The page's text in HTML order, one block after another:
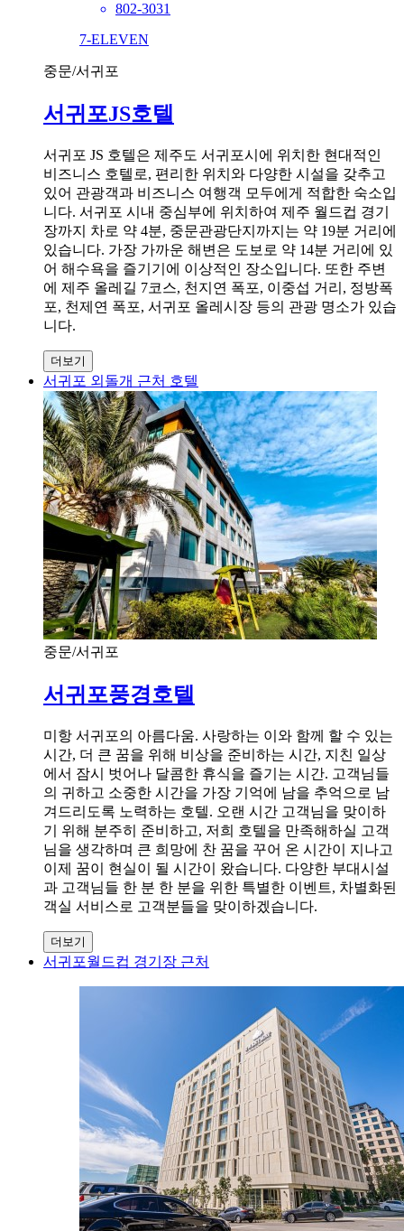
802-3031
7-ELEVEN
중문/서귀포
서귀포JS호텔
서귀포 JS 호텔은 제주도 서귀포시에 위치한 현대적인
비즈니스 호텔로, 편리한 위치와 다양한 시설을 갖추고
있어 관광객과 비즈니스 여행객 모두에게 적합한 숙소입
니다. 서귀포 시내 중심부에 위치하여 제주 월드컵 경기
장까지 차로 약 4분, 중문관광단지까지는 약 19분 거리에
있습니다. 가장 가까운 해변은 도보로 약 14분 거리에 있
어 해수욕을 즐기기에 이상적인 장소입니다. 또한 주변
에 제주 올레길 7코스, 천지연 폭포, 이중섭 거리, 정방폭
포, 천제연 폭포, 서귀포 올레시장 등의 관광 명소가 있습
니다.
더보기
서귀포 외돌개 근처 호텔
중문/서귀포
서귀포풍경호텔
미항 서귀포의 아름다움. 사랑하는 이와 함께 할 수 있는
시간, 더 큰 꿈을 위해 비상을 준비하는 시간, 지친 일상
에서 잠시 벗어나 달콤한 휴식을 즐기는 시간. 고객님들
의 귀하고 소중한 시간을 가장 기억에 남을 추억으로 남
겨드리도록 노력하는 호텔. 오랜 시간 고객님을 맞이하
기 위해 분주히 준비하고, 저희 호텔을 만족해하실 고객
님을 생각하며 큰 희망에 찬 꿈을 꾸어 온 시간이 지나고
이제 꿈이 현실이 될 시간이 왔습니다. 다양한 부대시설
과 고객님들 한 분 한 분을 위한 특별한 이벤트, 차별화된
객실 서비스로 고객분들을 맞이하겠습니다.
더보기
서귀포월드컵 경기장 근처